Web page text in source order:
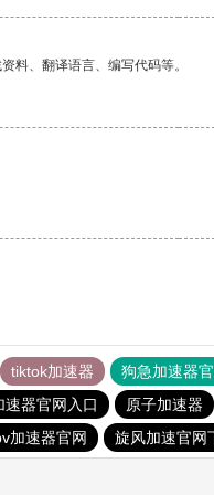
料、翻译语言、编写代码等。
tiktok加速器 狗急加速器
速器官网入口
原子加速器
加速器官网
旋风加速官网